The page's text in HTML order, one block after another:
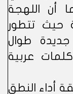
أن اللهجة
حيث تتطور
طوال
عربية
أداء النطق